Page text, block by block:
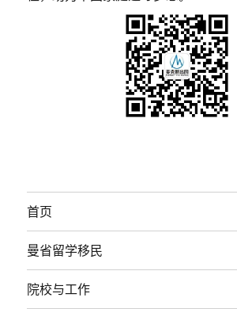
首页
曼省留学移民
院校与工作